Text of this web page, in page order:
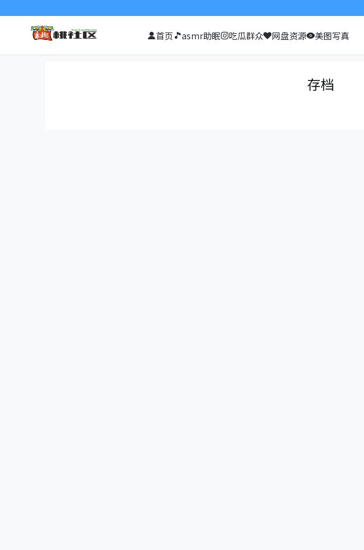
首页 asmr助眠 吃瓜群众 网盘资源 美图写真
存档